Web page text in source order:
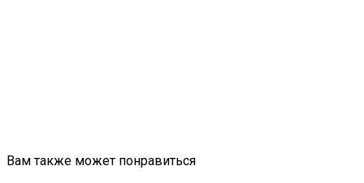
Вам также может понравиться